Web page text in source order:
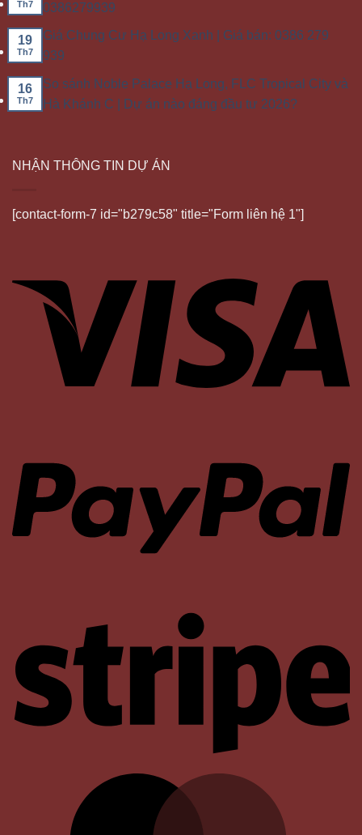
Th7
0386279939
19
Th7
Giá Chung Cư Hạ Long Xanh | Giá bán: 0386 279
939
16
Th7
So sánh Noble Palace Hạ Long, FLC Tropical City và
Hà Khánh C | Dự án nào đáng đầu tư 2026?
NHẬN THÔNG TIN DỰ ÁN
[contact-form-7 id="b279c58" title="Form liên hệ 1"]